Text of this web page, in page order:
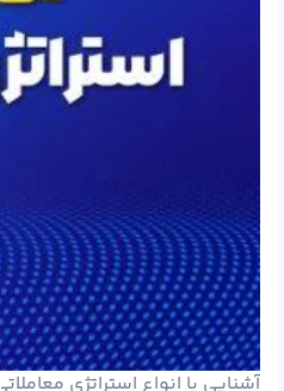
آشنایی با انواع استراتژی